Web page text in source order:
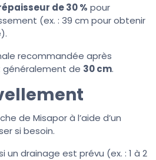
de 30 % pour
(ex. : 39 cm pour obtenir
recommandée après
de 30 cm.
de Misapor à l’aide d’un
si besoin.
un drainage est prévu (ex. : 1 à 2